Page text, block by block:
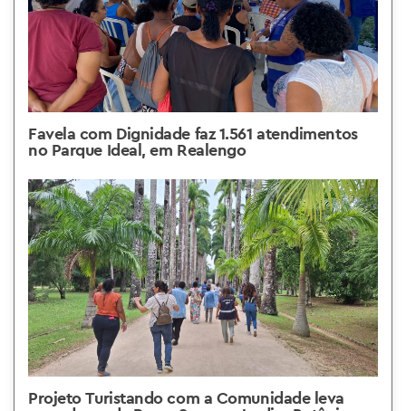
Favela com Dignidade faz 1.561 atendimentos
no Parque Ideal, em Realengo
Projeto Turistando com a Comunidade leva